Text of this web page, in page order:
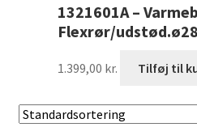
1321601A –
Flexrør/
1.399,00 kr. Tilføj til